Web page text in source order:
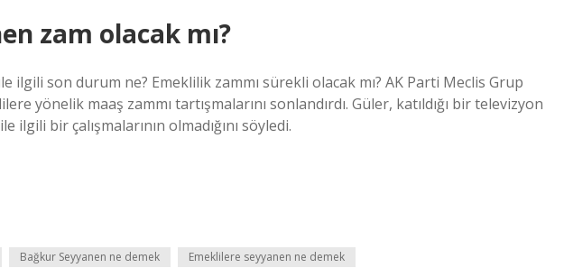
zam olacak mı?
ilgili son durum ne? Emeklilik zammı sürekli olacak mı? AK Parti Meclis Grup
yönelik maaş zammı tartışmalarını sonlandırdı. Güler, katıldığı bir televizyon
ilgili bir çalışmalarının olmadığını söyledi.
Bağkur Seyyanen ne demek Emeklilere seyyanen ne demek